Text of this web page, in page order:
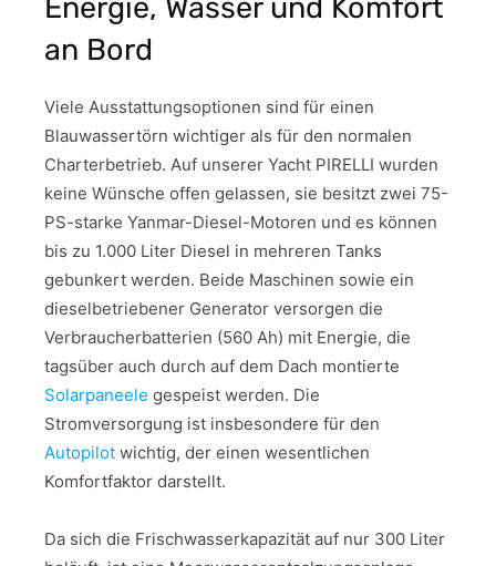
Energie, Wasser und Komfort
an Bord
Viele Ausstattungsoptionen sind für einen
Blauwassertörn wichtiger als für den normalen
Charterbetrieb. Auf unserer Yacht PIRELLI wurden
keine Wünsche offen gelassen, sie besitzt zwei 75-
PS-starke Yanmar-Diesel-Motoren und es können
bis zu 1.000 Liter Diesel in mehreren Tanks
gebunkert werden. Beide Maschinen sowie ein
dieselbetriebener Generator versorgen die
Verbraucherbatterien (560 Ah) mit Energie, die
tagsüber auch durch auf dem Dach montierte
Solarpaneele gespeist werden. Die
Stromversorgung ist insbesondere für den
Autopilot wichtig, der einen wesentlichen
Komfortfaktor darstellt.
Da sich die Frischwasserkapazität auf nur 300 Liter